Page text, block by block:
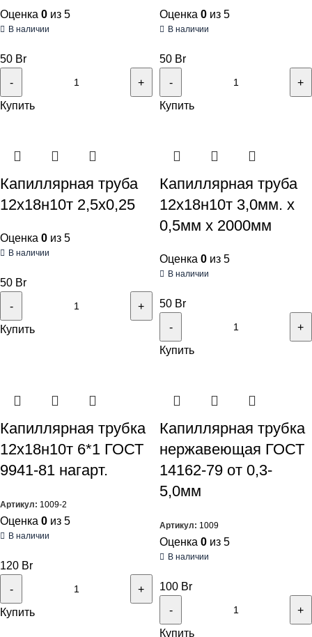
Оценка 0 из 5
В наличии
50 Br
Купить
Оценка 0 из 5
В наличии
50 Br
Купить
Капиллярная труба
12х18н10т 2,5х0,25
Оценка 0 из 5
В наличии
50 Br
Купить
Капиллярная труба
12х18н10т 3,0мм. х
0,5мм х 2000мм
Оценка 0 из 5
В наличии
50 Br
Купить
Капиллярная трубка
12х18н10т 6*1 ГОСТ
9941-81 нагарт.
Артикул: 1009-2
Оценка 0 из 5
В наличии
120 Br
Купить
Капиллярная трубка
нержавеющая ГОСТ
14162-79 от 0,3-
5,0мм
Артикул: 1009
Оценка 0 из 5
В наличии
100 Br
Купить